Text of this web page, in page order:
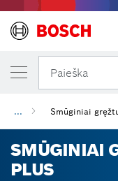
Paieška
... Smūginiai
SMŪGINIAI
PLUS